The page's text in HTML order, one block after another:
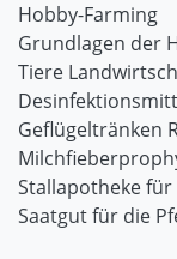
Hobby-Farming
Grundlagen der
Tiere
Geflügeltränken
Stallapotheke
Saatgut für die